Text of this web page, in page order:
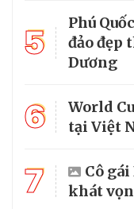
5
Phú
đảo đẹp
Dương
6
World
tại Việt
7
Cô
khát